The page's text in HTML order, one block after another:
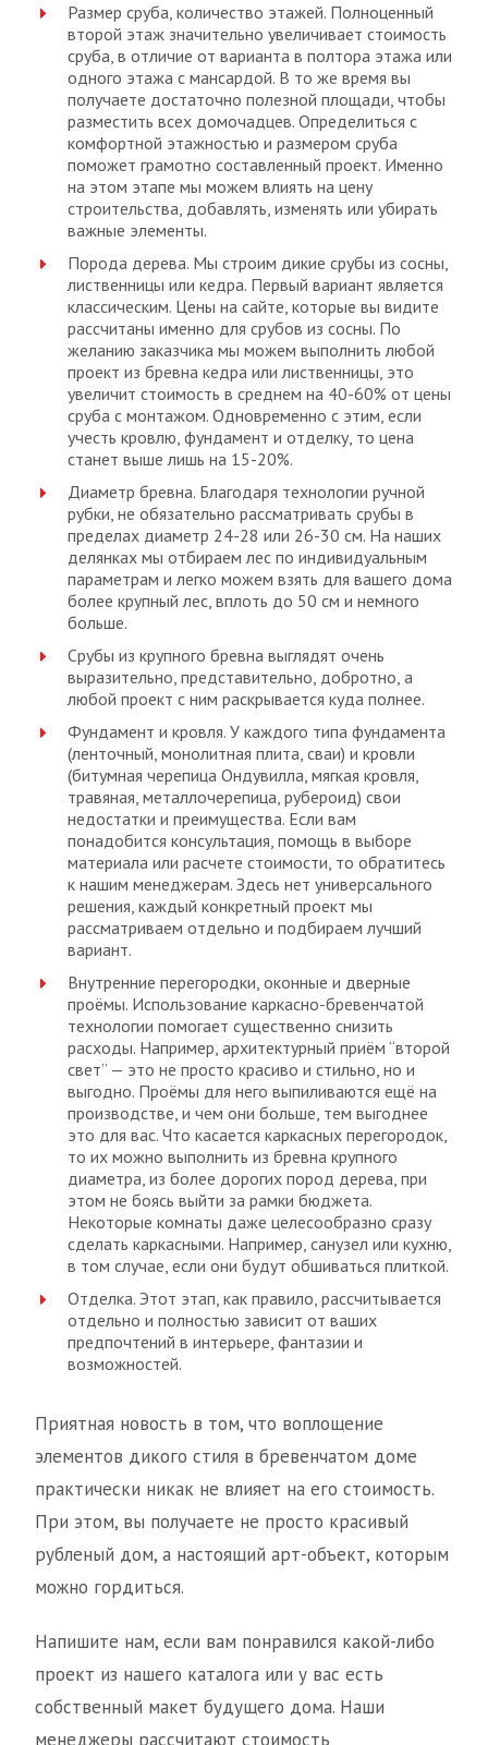
Размер сруба, количество этажей. Полноценный
второй этаж значительно увеличивает стоимость
сруба, в отличие от варианта в полтора этажа или
одного этажа с мансардой. В то же время вы
получаете достаточно полезной площади, чтобы
разместить всех домочадцев. Определиться с
комфортной этажностью и размером сруба
поможет грамотно составленный проект. Именно
на этом этапе мы можем влиять на цену
строительства, добавлять, изменять или убирать
важные элементы.
Порода дерева. Мы строим дикие срубы из сосны,
лиственницы или кедра. Первый вариант является
классическим. Цены на сайте, которые вы видите
рассчитаны именно для срубов из сосны. По
желанию заказчика мы можем выполнить любой
проект из бревна кедра или лиственницы, это
увеличит стоимость в среднем на 40-60% от цены
сруба с монтажом. Одновременно с этим, если
учесть кровлю, фундамент и отделку, то цена
станет выше лишь на 15-20%.
Диаметр бревна. Благодаря технологии ручной
рубки, не обязательно рассматривать срубы в
пределах диаметр 24-28 или 26-30 см. На наших
делянках мы отбираем лес по индивидуальным
параметрам и легко можем взять для вашего дома
более крупный лес, вплоть до 50 см и немного
больше.
Срубы из крупного бревна выглядят очень
выразительно, представительно, добротно, а
любой проект с ним раскрывается куда полнее.
Фундамент и кровля. У каждого типа фундамента
(ленточный, монолитная плита, сваи) и кровли
(битумная черепица Ондувилла, мягкая кровля,
травяная, металлочерепица, рубероид) свои
недостатки и преимущества. Если вам
понадобится консультация, помощь в выборе
материала или расчете стоимости, то обратитесь
к нашим менеджерам. Здесь нет универсального
решения, каждый конкретный проект мы
рассматриваем отдельно и подбираем лучший
вариант.
Внутренние перегородки, оконные и дверные
проёмы. Использование каркасно-бревенчатой
технологии помогает существенно снизить
расходы. Например, архитектурный приём “второй
свет” — это не просто красиво и стильно, но и
выгодно. Проёмы для него выпиливаются ещё на
производстве, и чем они больше, тем выгоднее
это для вас. Что касается каркасных перегородок,
то их можно выполнить из бревна крупного
диаметра, из более дорогих пород дерева, при
этом не боясь выйти за рамки бюджета.
Некоторые комнаты даже целесообразно сразу
сделать каркасными. Например, санузел или кухню,
в том случае, если они будут обшиваться плиткой.
Отделка. Этот этап, как правило, рассчитывается
отдельно и полностью зависит от ваших
предпочтений в интерьере, фантазии и
возможностей.
Приятная новость в том, что воплощение
элементов дикого стиля в бревенчатом доме
практически никак не влияет на его стоимость.
При этом, вы получаете не просто красивый
рубленый дом, а настоящий арт-объект, которым
можно гордиться.
Напишите нам, если вам понравился какой-либо
проект из нашего каталога или у вас есть
собственный макет будущего дома. Наши
менеджеры рассчитают стоимость